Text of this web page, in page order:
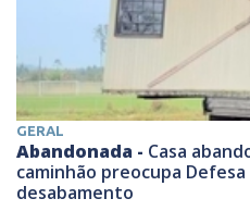
GERAL
Abandonada - Casa
caminhão preocupa
desabamento